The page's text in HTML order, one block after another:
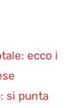
ecco i
si punta